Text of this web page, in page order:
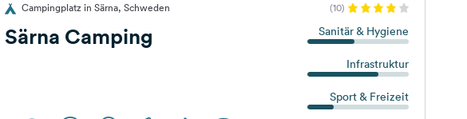
Campingplatz in Särna, Schweden (10)
Särna Camping Sanitär & Hygiene
Infrastruktur
Sport & Freizeit